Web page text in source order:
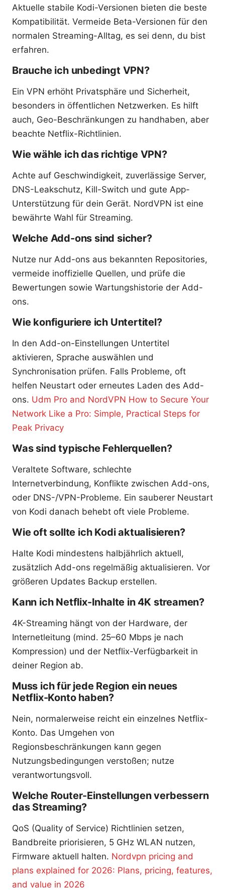
Aktuelle stabile Kodi-Versionen bieten die beste
Kompatibilität. Vermeide Beta-Versionen für den
normalen Streaming-Alltag, es sei denn, du bist
erfahren.
Brauche ich unbedingt VPN?
Ein VPN erhöht Privatsphäre und Sicherheit,
besonders in öffentlichen Netzwerken. Es hilft
auch, Geo-Beschränkungen zu handhaben, aber
beachte Netflix-Richtlinien.
Wie wähle ich das richtige VPN?
Achte auf Geschwindigkeit, zuverlässige Server,
DNS-Leakschutz, Kill-Switch und gute App-
Unterstützung für dein Gerät. NordVPN ist eine
bewährte Wahl für Streaming.
Welche Add-ons sind sicher?
Nutze nur Add-ons aus bekannten Repositories,
vermeide inoffizielle Quellen, und prüfe die
Bewertungen sowie Wartungshistorie der Add-
ons.
Wie konfiguriere ich Untertitel?
In den Add-on-Einstellungen Untertitel
aktivieren, Sprache auswählen und
Synchronisation prüfen. Falls Probleme, oft
helfen Neustart oder erneutes Laden des Add-
ons. Udm Pro and NordVPN How to Secure Your
Network Like a Pro: Simple, Practical Steps for
Peak Privacy
Was sind typische Fehlerquellen?
Veraltete Software, schlechte
Internetverbindung, Konflikte zwischen Add-ons,
oder DNS-/VPN-Probleme. Ein sauberer Neustart
von Kodi danach behebt oft viele Probleme.
Wie oft sollte ich Kodi aktualisieren?
Halte Kodi mindestens halbjährlich aktuell,
zusätzlich Add-ons regelmäßig aktualisieren. Vor
größeren Updates Backup erstellen.
Kann ich Netflix-Inhalte in 4K streamen?
4K-Streaming hängt von der Hardware, der
Internetleitung (mind. 25–60 Mbps je nach
Kompression) und der Netflix-Verfügbarkeit in
deiner Region ab.
Muss ich für jede Region ein neues
Netflix-Konto haben?
Nein, normalerweise reicht ein einzelnes Netflix-
Konto. Das Umgehen von
Regionsbeschränkungen kann gegen
Nutzungsbedingungen verstoßen; nutze
verantwortungsvoll.
Welche Router-Einstellungen verbessern
das Streaming?
QoS (Quality of Service) Richtlinien setzen,
Bandbreite priorisieren, 5 GHz WLAN nutzen,
Firmware aktuell halten. Nordvpn pricing and
plans explained for 2026: Plans, pricing, features,
and value in 2026